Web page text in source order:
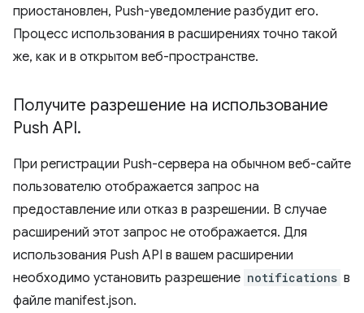
приостановлен, Push-уведомление разбудит его.
Процесс использования в расширениях точно такой
же, как и в открытом веб-пространстве.
Получите разрешение на использование
Push API.
При регистрации Push-сервера на обычном веб-сайте
пользователю отображается запрос на
предоставление или отказ в разрешении. В случае
расширений этот запрос не отображается. Для
использования Push API в вашем расширении
необходимо установить разрешение notifications в
файле manifest.json.